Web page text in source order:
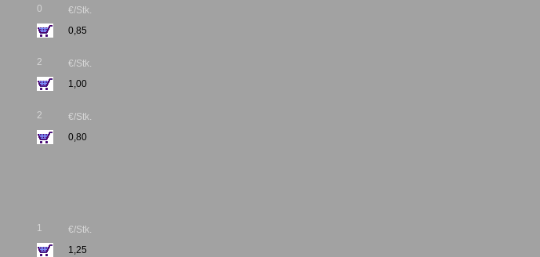
0
€/Stk.
0,85
2
€/Stk.
1,00
2
€/Stk.
0,80
1
€/Stk.
1,25